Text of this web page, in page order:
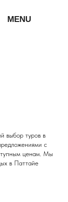
MENU
выбор туров в
с
ценам. Мы
в Паттайе